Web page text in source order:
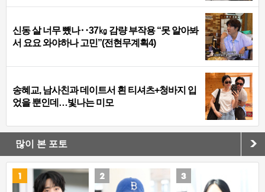
신동 살 너무 뺐나‥37㎏ 감량 부작용 “못 알아봐
서 요요 와야하나 고민”(전현무계획4)
송혜교, 남사친과 데이트서 흰 티셔츠+청바지 입
었을 뿐인데…빛나는 미모
많이 본 포토